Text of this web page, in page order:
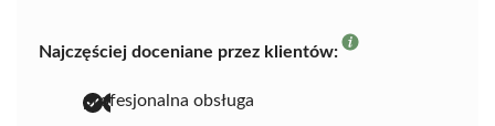
Najczęściej doceniane przez klientów:
profesjonalna obsługa